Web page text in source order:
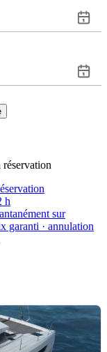
h
sur
garanti · annulation